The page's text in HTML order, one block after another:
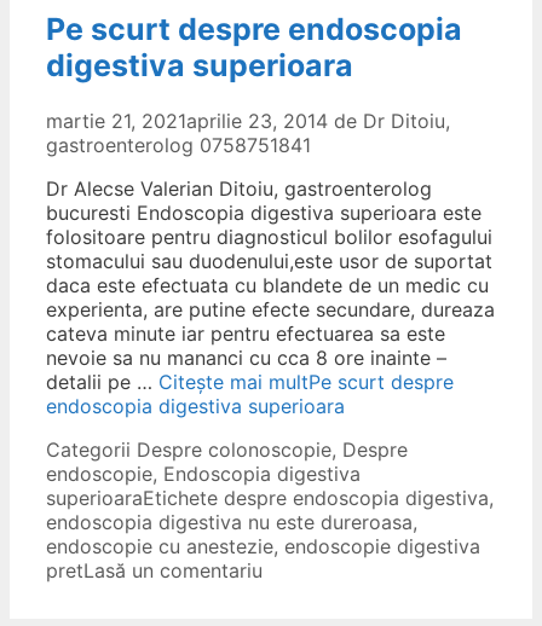
Pe scurt despre endoscopia
digestiva superioara
martie 21, 2021aprilie 23, 2014 de Dr Ditoiu,
gastroenterolog 0758751841
Dr Alecse Valerian Ditoiu, gastroenterolog
bucuresti Endoscopia digestiva superioara este
folositoare pentru diagnosticul bolilor esofagului
stomacului sau duodenului,este usor de suportat
daca este efectuata cu blandete de un medic cu
experienta, are putine efecte secundare, dureaza
cateva minute iar pentru efectuarea sa este
nevoie sa nu mananci cu cca 8 ore inainte –
detalii pe … Citește mai multPe scurt despre
endoscopia digestiva superioara
Categorii Despre colonoscopie, Despre
endoscopie, Endoscopia digestiva
superioaraEtichete despre endoscopia digestiva,
endoscopia digestiva nu este dureroasa,
endoscopie cu anestezie, endoscopie digestiva
pretLasă un comentariu